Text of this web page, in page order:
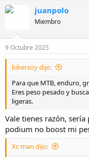
n
e
s
juanpolo
Miembro
9 Octubre 2025
bikersoy dijo:
Para que MTB, enduro,
Eres peso pesado y
ligeras.
Vale tienes razón,
podium no boost mi
Xc man dijo: